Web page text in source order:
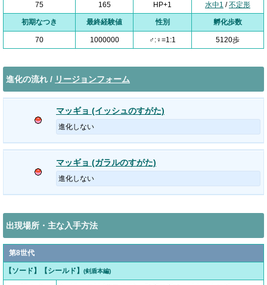
75 165 HP+1 水中1 /不定形
初期なつき 最終経験値 性別 孵化歩数
70 1000000 ♂:♀=1:1 5120歩
進化の流れ / リージョンフォーム
マッギョ (イッシュのすがた)
進化しない
マッギョ (ガラルのすがた)
進化しない
出現場所・主な入手方法
第8世代
【ソード】【シールド】 (剣盾本編)